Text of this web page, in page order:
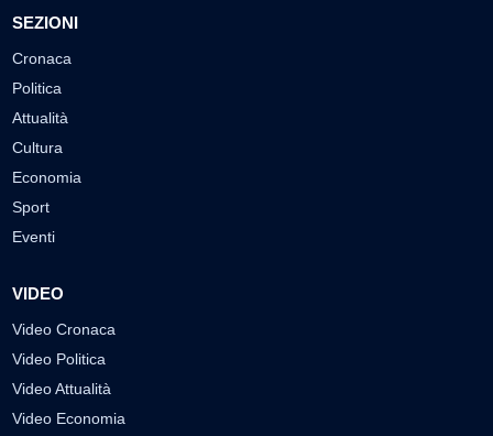
SEZIONI
Cronaca
Politica
Attualità
Cultura
Economia
Sport
Eventi
VIDEO
Video Cronaca
Video Politica
Video Attualità
Video Economia